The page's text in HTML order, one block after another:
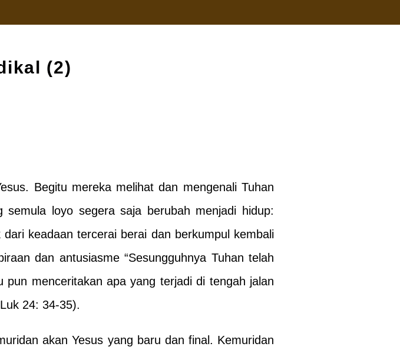
(2)
Begitu mereka melihat dan mengenali Tuhan
loyo segera saja berubah menjadi hidup:
keadaan tercerai berai dan berkumpul kembali
dan antusiasme “Sesungguhnya Tuhan telah
menceritakan apa yang terjadi di tengah jalan
24: 34-35).
akan Yesus yang baru dan final. Kemuridan